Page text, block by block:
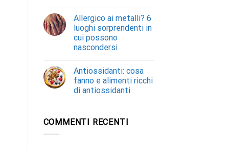
Allergico ai metalli? 6
luoghi sorprendenti in
cui possono
nascondersi
Antiossidanti: cosa
fanno e alimenti ricchi
di antiossidanti
COMMENTI RECENTI